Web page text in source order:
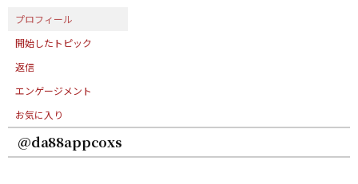
プロフィール
開始したトピック
返信
エンゲージメント
お気に入り
@da88appcoxs